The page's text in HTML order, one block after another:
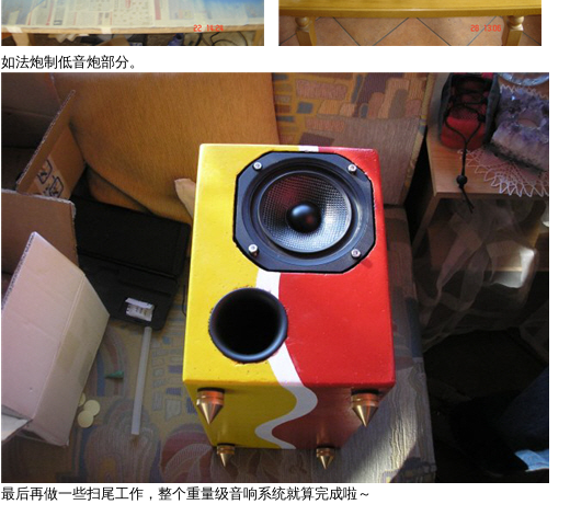
如法炮制低音炮部分。
最后再做一些扫尾工作，整个重量级音响系统就算完成啦～